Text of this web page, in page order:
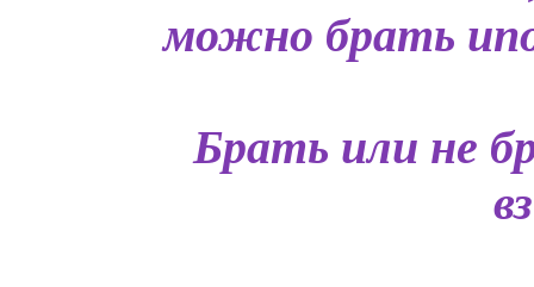
можно брать
Брать или не